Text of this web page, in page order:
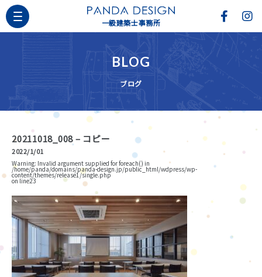
一級建築士事務所
BLOG
ブログ
20211018_008 – コピー
2022/1/01
Warning: Invalid argument supplied for foreach() in
/home/panda/domains/panda-design.jp/public_html/wdpress/wp-
content/themes/release1/single.php
on line23